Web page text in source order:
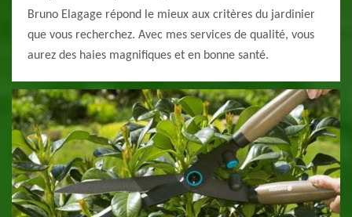
Bruno Elagage répond le mieux aux critères du jardinier
que vous recherchez. Avec mes services de qualité, vous
aurez des haies magnifiques et en bonne santé.